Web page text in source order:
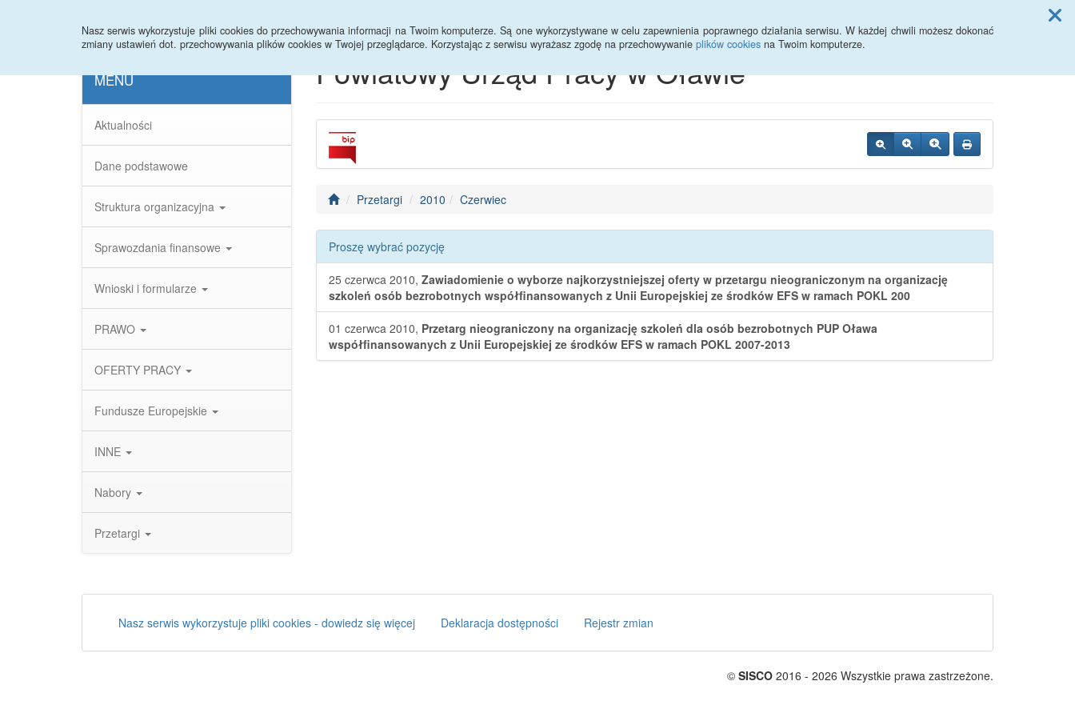
Nasz serwis wykorzystuje pliki cookies do przechowywania informacji na Twoim komputerze. Są one wykorzystywane w celu zapewnienia poprawnego działania serwisu. W każdej chwili możesz dokonać
zmiany ustawień dot. przechowywania plików cookies w Twojej przeglądarce. Korzystając z serwisu wyrażasz zgodę na przechowywanie plików cookies na Twoim komputerze.
MENU
Aktualności
Dane podstawowe
Struktura organizacyjna
Sprawozdania finansowe
Wnioski i formularze
PRAWO
OFERTY PRACY
Fundusze Europejskie
INNE
Nabory
Przetargi
Powiatowy Urząd Pracy w Oławie
Przetargi 2010 Czerwiec
Proszę wybrać pozycję
25 czerwca 2010, Zawiadomienie o wyborze najkorzystniejszej oferty w przetargu nieograniczonym na organizację
szkoleń osób bezrobotnych współfinansowanych z Unii Europejskiej ze środków EFS w ramach POKL 200
01 czerwca 2010, Przetarg nieograniczony na organizację szkoleń dla osób bezrobotnych PUP Oława
współfinansowanych z Unii Europejskiej ze środków EFS w ramach POKL 2007-2013
Nasz serwis wykorzystuje pliki cookies - dowiedz się więcej Deklaracja dostępności Rejestr zmian
© SISCO 2016 - 2026 Wszystkie prawa zastrzeżone.